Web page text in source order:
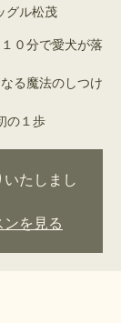
グル松茂
０分で愛犬が落
る魔法のしつけ
の１歩
たしまし
を見る